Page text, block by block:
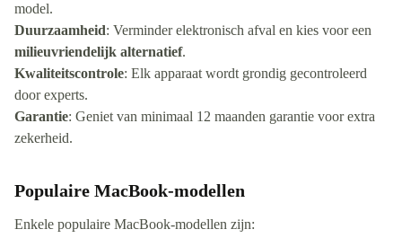
model.
Duurzaamheid: Verminder elektronisch afval en kies voor een
milieuvriendelijk alternatief.
Kwaliteitscontrole: Elk apparaat wordt grondig gecontroleerd
door experts.
Garantie: Geniet van minimaal 12 maanden garantie voor extra
zekerheid.
Populaire MacBook-modellen
Enkele populaire MacBook-modellen zijn: